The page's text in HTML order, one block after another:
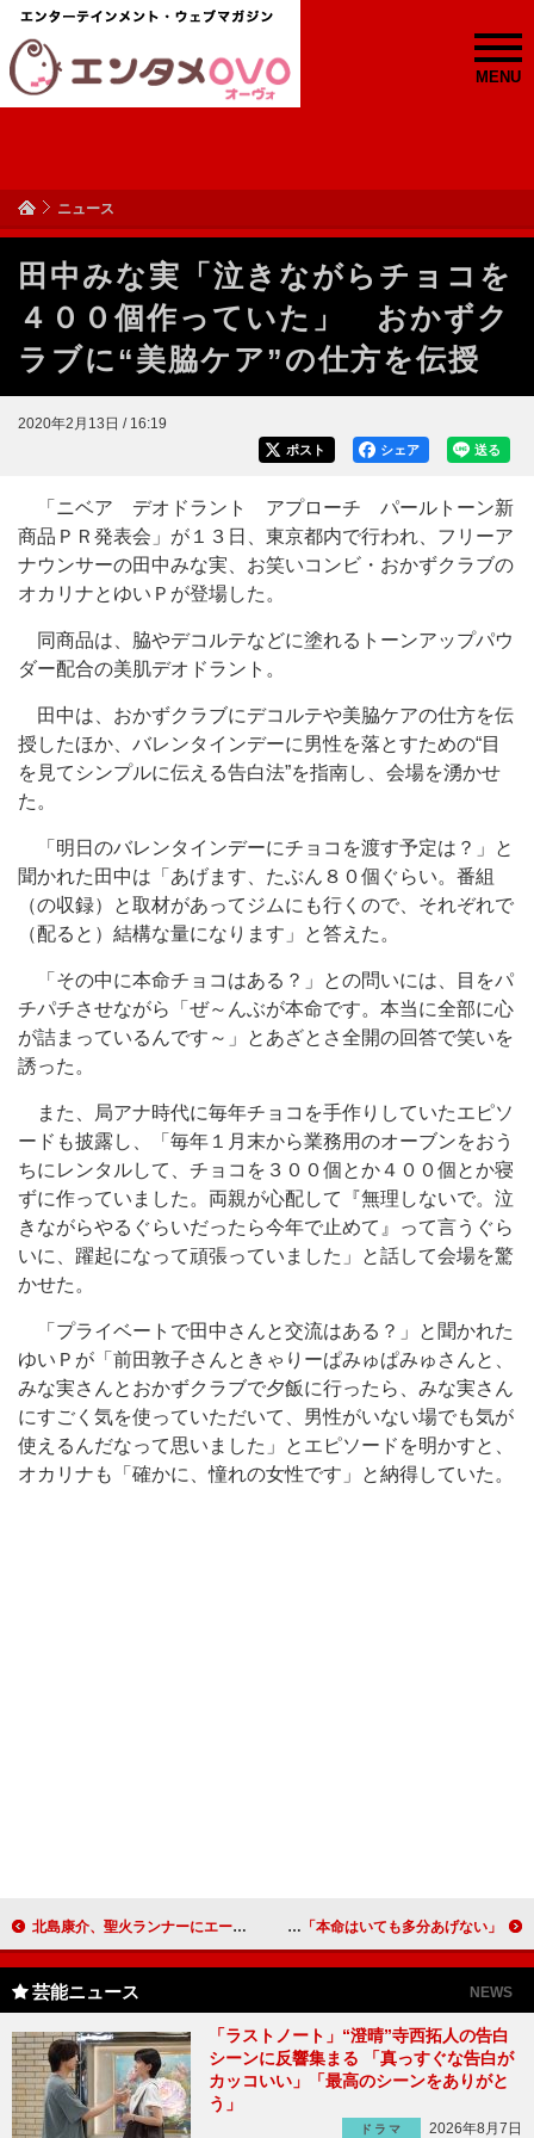
MENU
ニュース
田中みな実「泣きながらチョコを
４００個作っていた」 おかずク
ラブに“美脇ケア”の仕方を伝授
2020年2月13日 / 16:19
送る
シェア
ポスト
「ニベア デオドラント アプローチ パールトーン新
商品ＰＲ発表会」が１３日、東京都内で行われ、フリーア
ナウンサーの田中みな実、お笑いコンビ・おかずクラブの
オカリナとゆいＰが登場した。
同商品は、脇やデコルテなどに塗れるトーンアップパウ
ダー配合の美肌デオドラント。
田中は、おかずクラブにデコルテや美脇ケアの仕方を伝
授したほか、バレンタインデーに男性を落とすための“目
を見てシンプルに伝える告白法”を指南し、会場を湧かせ
た。
「明日のバレンタインデーにチョコを渡す予定は？」と
聞かれた田中は「あげます、たぶん８０個ぐらい。番組
（の収録）と取材があってジムにも行くので、それぞれで
（配ると）結構な量になります」と答えた。
「その中に本命チョコはある？」との問いには、目をパ
チパチさせながら「ぜ～んぶが本命です。本当に全部に心
が詰まっているんです～」とあざとさ全開の回答で笑いを
誘った。
また、局アナ時代に毎年チョコを手作りしていたエピソ
ードも披露し、「毎年１月末から業務用のオーブンをおう
ちにレンタルして、チョコを３００個とか４００個とか寝
ずに作っていました。両親が心配して『無理しないで。泣
きながらやるぐらいだったら今年で止めて』って言うぐら
いに、躍起になって頑張っていました」と話して会場を驚
かせた。
「プライベートで田中さんと交流はある？」と聞かれた
ゆいＰが「前田敦子さんときゃりーぱみゅぱみゅさんと、
みな実さんとおかずクラブで夕飯に行ったら、みな実さん
にすごく気を使っていただいて、男性がいない場でも気が
使えるんだなって思いました」とエピソードを明かすと、
オカリナも「確かに、憧れの女性です」と納得していた。
北島康介、聖火ランナーにエール 「沿道からの応援を武器に楽しんで」 磯山さやか、最近のバレンタイン事情を語る 「本命はいても多分あげない」
芸能ニュース NEWS
「ラストノート」“澄晴”寺西拓人の告白
シーンに反響集まる 「真っすぐな告白が
カッコいい」「最高のシーンをありがと
う」
ドラマ 2026年8月7日